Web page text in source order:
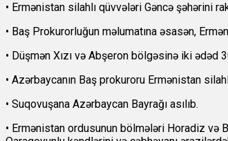
• Ermənistan silahlı qüvvələri Gəncə şəhərini
• Baş Prokurorluğun məlumatına əsasən,
• Düşmən Xızı və Abşeron bölgəsinə iki
• Azərbaycanın Baş prokuroru Ermənistan
• Suqovuşana Azərbaycan Bayrağı asılıb.
• Ermənistan ordusunun bölmələri Horadiz və